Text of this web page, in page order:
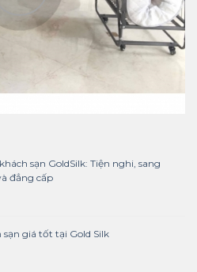
sạn GoldSilk: Tiện nghi, sang
đẳng cấp
giá tốt tại Gold Silk